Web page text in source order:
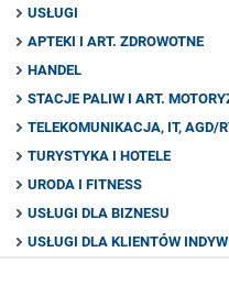
USŁUGI
APTEKI I ART. ZDROWOTNE
HANDEL
STACJE PALIW I ART.
TELEKOMUNIKACJA, IT, AGD/
TURYSTYKA I HOTELE
URODA I FITNESS
USŁUGI DLA BIZNESU
USŁUGI DLA KLIENTÓW